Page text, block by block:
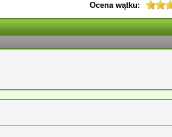
Ocena wątku: